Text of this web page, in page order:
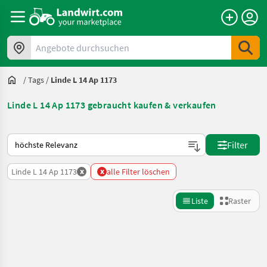
Angebote durchsuchen
/Tags / Linde L 14 Ap 1173
Linde L 14 Ap 1173 gebraucht kaufen & verkaufen
So wird auf Landwirt.com sortiert
Filter
Linde L 14 Ap 1173 x x alle Filter löschen
Liste Raster